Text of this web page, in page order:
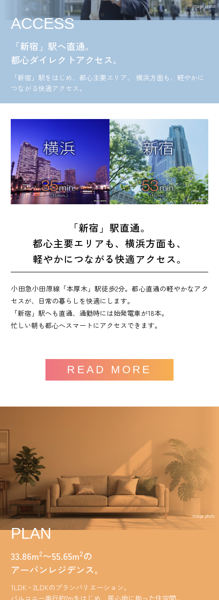
ACCESS
「新宿」駅へ直通。
都心ダイレクトアクセス。
「新宿」駅をはじめ、都心主要エリア、
横浜方面も、軽やかに
つながる快適アクセス。
image photo
「新宿」駅直通。
都心主要エリアも、横浜方面も、
軽やかにつながる快適アクセス。
小田急小田原線「本厚木」駅徒歩2分。都心直通の軽やかなアク
セスが、日常の暮らしを快適にします。
「新宿」駅へも直通、通勤時には始発電車が18本。
忙しい朝も都心へスマートにアクセスできます。
READ MORE
PLAN
33.86m2〜55.65m2の
アーバンレジデンス。
1LDK・2LDKのプランバリエーション。
image photo